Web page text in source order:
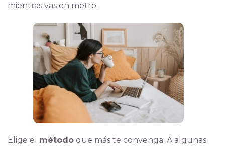
mientras vas en metro.
Elige el métodoque más te convenga. A algunas